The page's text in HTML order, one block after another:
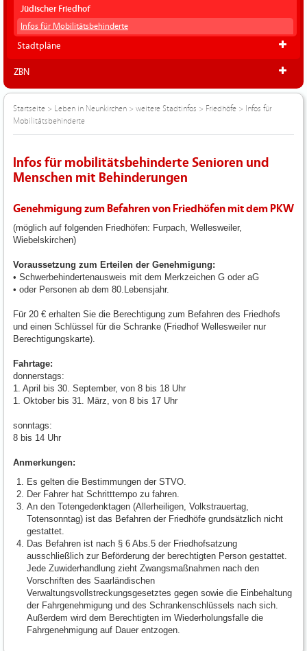
Jüdischer Friedhof
Infos für Mobilitätsbehinderte
Stadtpläne
ZBN
Startseite > Leben in Neunkirchen > weitere Stadtinfos > Friedhöfe > Infos für
Mobilitätsbehinderte
Infos für mobilitätsbehinderte Senioren und
Menschen mit Behinderungen
Genehmigung zum Befahren von Friedhöfen mit dem PKW
(möglich auf folgenden Friedhöfen: Furpach, Wellesweiler,
Wiebelskirchen)
Voraussetzung zum Erteilen der Genehmigung:
• Schwerbehindertenausweis mit dem Merkzeichen G oder aG
• oder Personen ab dem 80.Lebensjahr.
Für 20 € erhalten Sie die Berechtigung zum Befahren des Friedhofs
und einen Schlüssel für die Schranke (Friedhof Wellesweiler nur
Berechtigungskarte).
Fahrtage:
donnerstags:
1. April bis 30. September, von 8 bis 18 Uhr
1. Oktober bis 31. März, von 8 bis 17 Uhr
sonntags:
8 bis 14 Uhr
Anmerkungen:
Es gelten die Bestimmungen der STVO.
Der Fahrer hat Schritttempo zu fahren.
An den Totengedenktagen (Allerheiligen, Volkstrauertag,
Totensonntag) ist das Befahren der Friedhöfe grundsätzlich nicht
gestattet.
Das Befahren ist nach § 6 Abs.5 der Friedhofsatzung
ausschließlich zur Beförderung der berechtigten Person gestattet.
Jede Zuwiderhandlung zieht Zwangsmaßnahmen nach den
Vorschriften des Saarländischen
Verwaltungsvollstreckungsgesetztes gegen sowie die Einbehaltung
der Fahrgenehmigung und des Schrankenschlüssels nach sich.
Außerdem wird dem Berechtigten im Wiederholungsfalle die
Fahrgenehmigung auf Dauer entzogen.